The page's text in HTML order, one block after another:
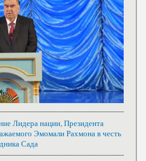
Лидера нации, Президента
Эмомали Рахмона в честь
Сада